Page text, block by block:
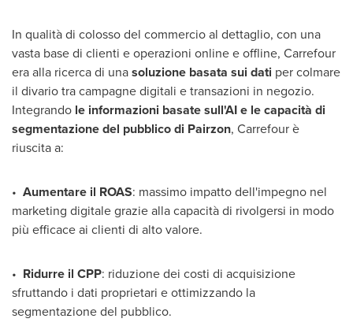
In qualità di colosso del commercio al dettaglio, con una
vasta base di clienti e operazioni online e offline, Carrefour
era alla ricerca di unasoluzione basata sui dati per colmare
il divario tra campagne digitali e transazioni in negozio.
Integrando le informazioni basate sull'AI e le capacità di
segmentazione del pubblico di Pairzon, Carrefour è
riuscita a:
• Aumentare il ROAS: massimo impatto dell'impegno nel
marketing digitale grazie alla capacità di rivolgersi in modo
più efficace ai clienti di alto valore.
• Ridurre il CPP: riduzione dei costi di acquisizione
sfruttando i dati proprietari e ottimizzando la
segmentazione del pubblico.